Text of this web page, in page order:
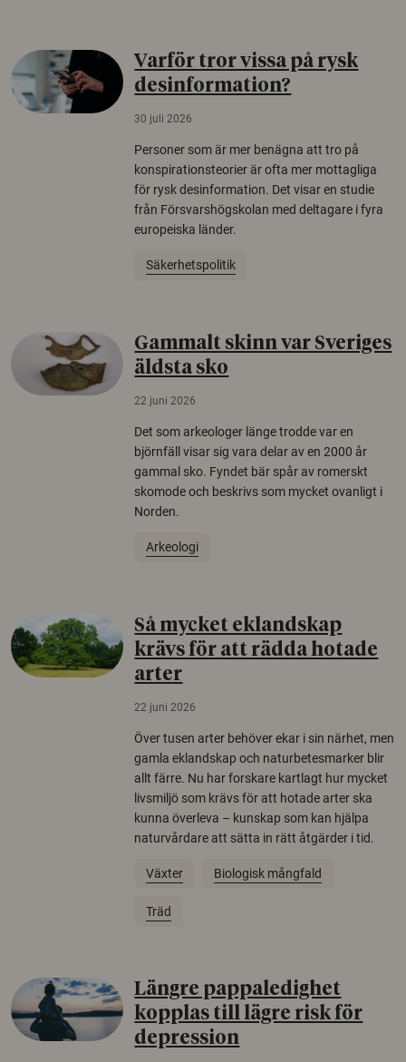
Varför tror vissa på rysk
desinformation?
30 juli 2026
Personer som är mer benägna att tro på
konspirationsteorier är ofta mer mottagliga
för rysk desinformation. Det visar en studie
från Försvarshögskolan med deltagare i fyra
europeiska länder.
Säkerhetspolitik
Gammalt skinn var Sveriges
äldsta sko
22 juni 2026
Det som arkeologer länge trodde var en
björnfäll visar sig vara delar av en 2000 år
gammal sko. Fyndet bär spår av romerskt
skomode och beskrivs som mycket ovanligt i
Norden.
Arkeologi
Så mycket eklandskap
krävs för att rädda hotade
arter
22 juni 2026
Över tusen arter behöver ekar i sin närhet, men
gamla eklandskap och naturbetesmarker blir
allt färre. Nu har forskare kartlagt hur mycket
livsmiljö som krävs för att hotade arter ska
kunna överleva – kunskap som kan hjälpa
naturvårdare att sätta in rätt åtgärder i tid.
Växter Biologisk mångfald
Träd
Längre pappaledighet
kopplas till lägre risk för
depression